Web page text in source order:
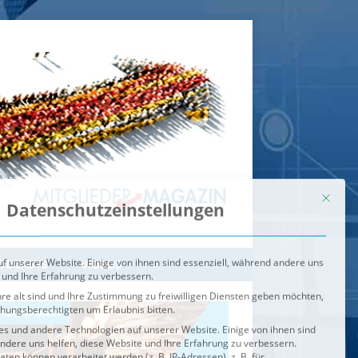
VIDEOS
unserer Website. Einige von ihnen sind essenziell, während andere uns
Ihre Erfahrung zu verbessern.
alt sind und Ihre Zustimmung zu freiwilligen Diensten geben möchten,
um Erlaubnis bitten.
und andere Technologien auf unserer Website. Einige von ihnen sind
uns helfen, diese Website und Ihre Erfahrung zu verbessern.
können verarbeitet werden (z. B. IP-Adressen), z. B. für
und Inhalte oder Anzeigen- und Inhaltsmessung.
Verwendung Ihrer Daten finden Sie in unsererDatenschutzerklärung
Service-Gruppen, für die eine Einwilligung erteilt werden
Externe Medien
Speichern
Alle akzeptieren